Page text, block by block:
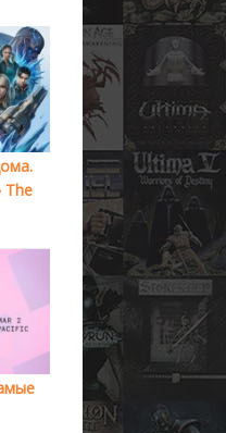
The